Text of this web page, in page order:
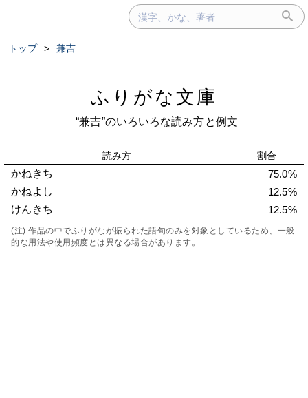
トップ > 兼吉
ふりがな文庫
“兼吉”のいろいろな読み方と例文
読み方 割合
かねきち
75.0%
かねよし
12.5%
けんきち
12.5%
(注) 作品の中でふりがなが振られた語句のみを対象としているため、一般
的な用法や使用頻度とは異なる場合があります。